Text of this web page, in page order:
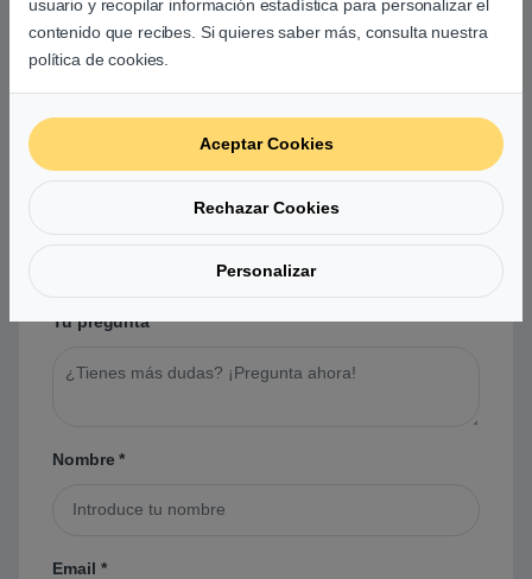
Preguntas y respuestas de los
usuarios sobre este producto
No hay preguntas aún. Sé el primero en hacer
una pregunta acerca de este producto.
Tu pregunta*
Nombre*
Email *
usuario y recopilar información estadística para personalizar el
contenido que recibes. Si quieres saber más, consulta nuestra
política de cookies.
Aceptar Cookies
Rechazar Cookies
Personalizar